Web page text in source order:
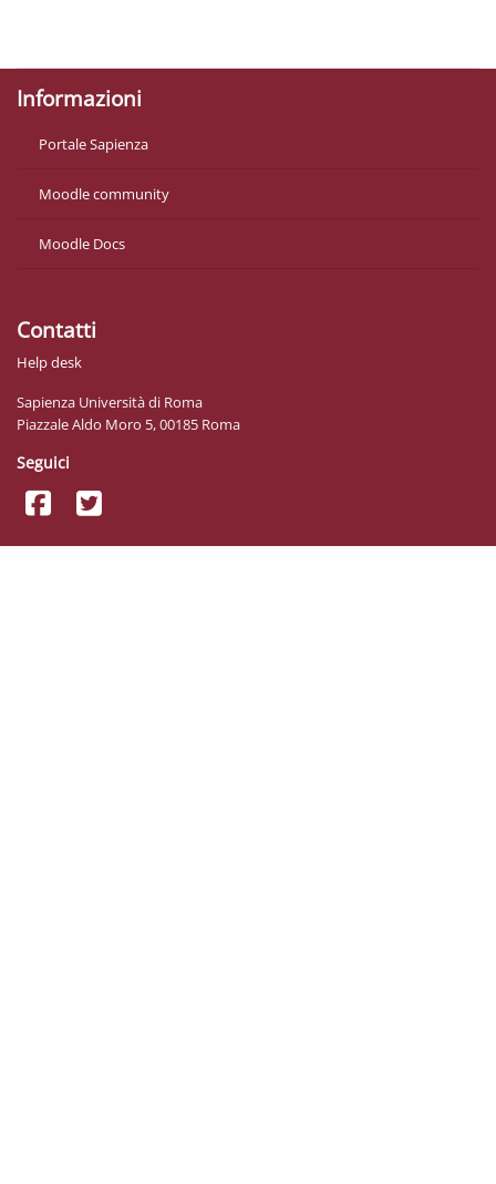
Informazioni
Portale Sapienza
Moodle community
Moodle Docs
Contatti
Help desk
Sapienza Università di Roma
Piazzale Aldo Moro 5, 00185 Roma
Seguici